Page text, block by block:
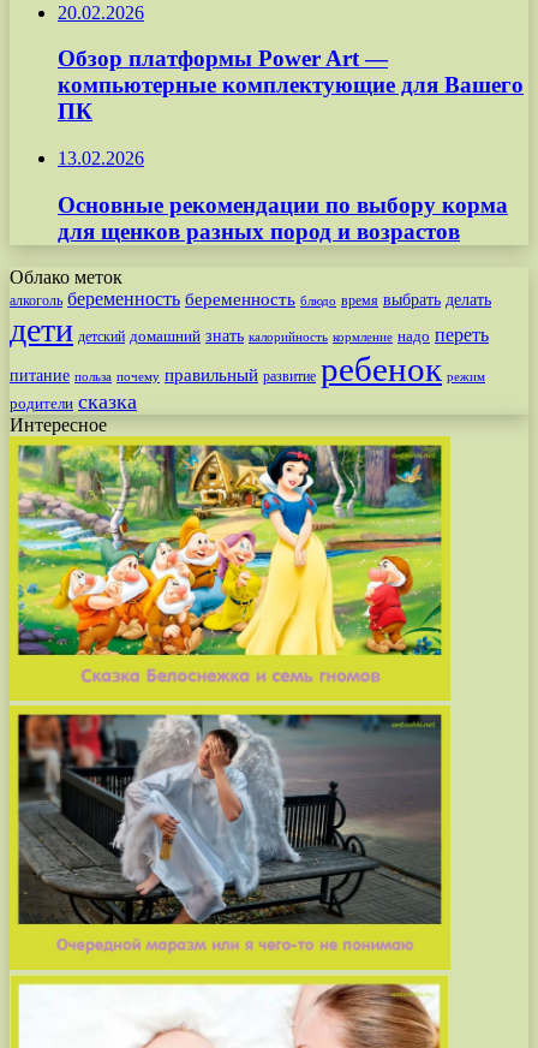
20.02.2026
Обзор платформы Power Art —
компьютерные комплектующие для Вашего
ПК
13.02.2026
Основные рекомендации по выбору корма
для щенков разных пород и возрастов
Облако меток
алкоголь беременность беременность блюдо время выбрать делать
дети детский домашний знать калорийность кормление надо переть
питание польза почему правильный развитие ребенок режим
родители сказка
Интересное